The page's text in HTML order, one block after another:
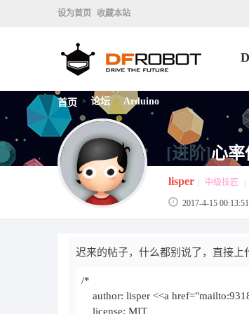
设为首页 收藏本站
首页 > 论坛 > Arduino
[进阶]心率
lisper 中级技匠
2017-4-15 00:13:51
迟来的帖子，什么都别说了，直接上
license: MIT